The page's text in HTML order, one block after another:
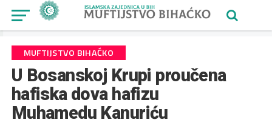
MUFTIJSTVO BIHAĆKO
U Bosanskoj Krupi proučena
hafiska dova hafizu
Muhamedu Kanuriću